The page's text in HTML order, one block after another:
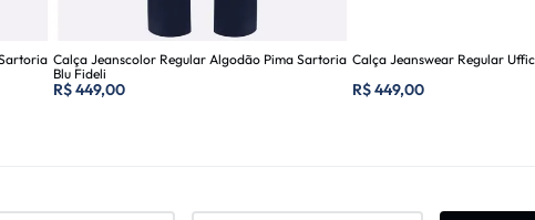
Calça Jeanscolor Regular Algodão Pima Sartoria
Blu Fideli
R$449,00
Calça Jeanswear Regular
R$449,00